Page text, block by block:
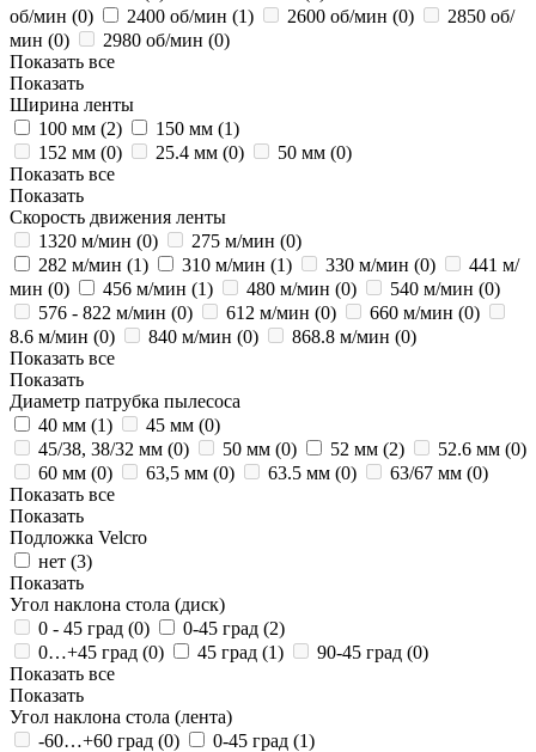
об/мин (0) 2400 об/мин (1) 2600 об/мин (0)
2850 об/
мин (0) 2980 об/мин (0)
Показать все
Показать
Ширина ленты
100 мм (2) 150 мм (1)
152 мм (0) 25.4 мм (0) 50 мм (0)
Показать все
Показать
Скорость движения ленты
1320 м/мин (0) 275 м/мин (0)
282 м/мин (1) 310 м/мин (1) 330 м/мин (0)
441 м/
мин (0) 456 м/мин (1) 480 м/мин (0) 540 м/мин (0)
576 - 822 м/мин (0) 612 м/мин (0) 660 м/мин (0)
8.6 м/мин (0) 840 м/мин (0) 868.8 м/мин (0)
Показать все
Показать
Диаметр патрубка пылесоса
40 мм (1) 45 мм (0)
45/38, 38/32 мм (0) 50 мм (0) 52 мм (2) 52.6 мм (0)
60 мм (0) 63,5 мм (0) 63.5 мм (0) 63/67 мм (0)
Показать все
Показать
Подложка Velcro
нет (3)
Показать
Угол наклона стола (диск)
0 - 45 град (0) 0-45 град (2)
0…+45 град (0) 45 град (1) 90-45 град (0)
Показать все
Показать
Угол наклона стола (лента)
-60…+60 град (0) 0-45 град (1)